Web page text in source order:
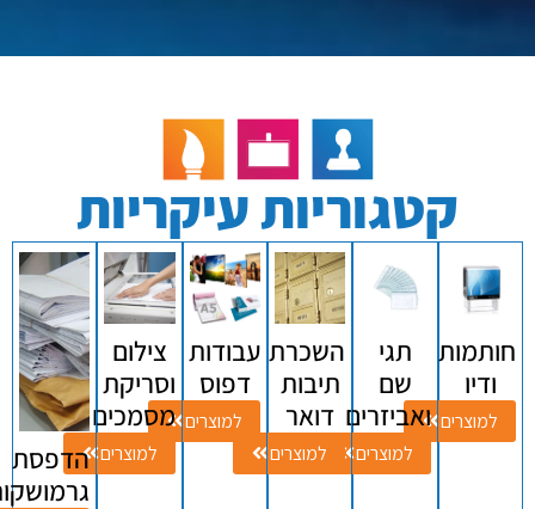
קטגוריות עיקריות
חותמות
ודיו
למוצרים
תגי
שם
ואביזרים
למוצרים
השכרת
תיבות
דואר
למוצרים
עבודות
דפוס
למוצרים
צילום
וסריקת
מסמכים
למוצרים הדפסת